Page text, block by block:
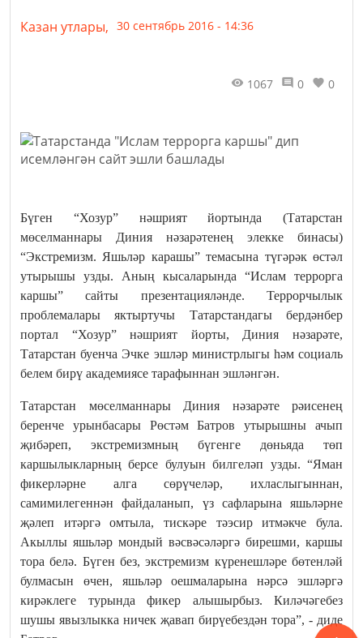
Казан утлары, 30 сентябрь 2016 - 14:36
1067 0 0
Бүген “Хозур” нәшрият йортында (Татарстан
мөселманнары Диния нәзарәтенең элекке бинасы)
“Экстремизм. Яшьләр карашы” темасына түгәрәк өстәл
утырышы узды. Аның кысаларында “Ислам террорга
каршы” сайты презентацияләнде. Террорчылык
проблемалары яктыртучы Татарстандагы бердәнбер
портал “Хозур” нәшрият йорты, Диния нәзарәте,
Татарстан буенча Эчке эшләр министрлыгы һәм социаль
белем бирү академиясе тарафыннан эшләнгән.
Татарстан мөселманнары Диния нәзарәте рәисенең
беренче урынбасары Рөстәм Батров утырышны ачып
җибәреп, экстремизмның бүгенге дөньяда төп
каршылыкларның берсе булуын билгеләп узды. “Яман
фикерләрне алга сөрүчеләр, ихласлыгыннан,
самимилегеннән файдаланып, үз сафларына яшьләрне
җәлеп итәргә омтыла, тискәре тәэсир итмәкче була.
Акыллы яшьләр мондый вәсвәсәләргә бирешми, каршы
тора белә. Бүген без, экстремизм күренешләре бөтенләй
булмасын өчен, яшьләр оешмаларына нәрсә эшләргә
кирәклеге турында фикер алышырбыз. Киләчәгебез
шушы явызлыкка ничек җавап бирүебездән тора”, - диде